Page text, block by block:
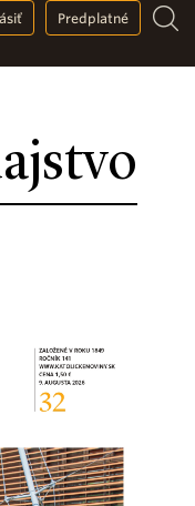
Predplatné